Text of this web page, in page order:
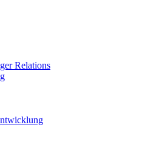
Relations